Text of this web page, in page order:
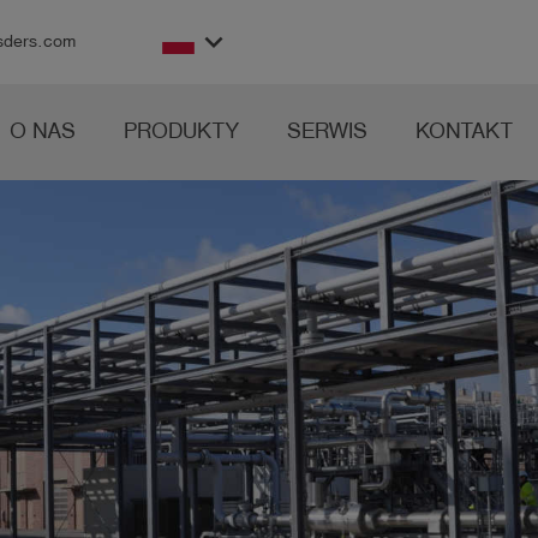
keyboard_arrow_down
O NAS PRODUKTY SERWIS KONTAKT